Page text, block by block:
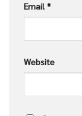
Email *
Website